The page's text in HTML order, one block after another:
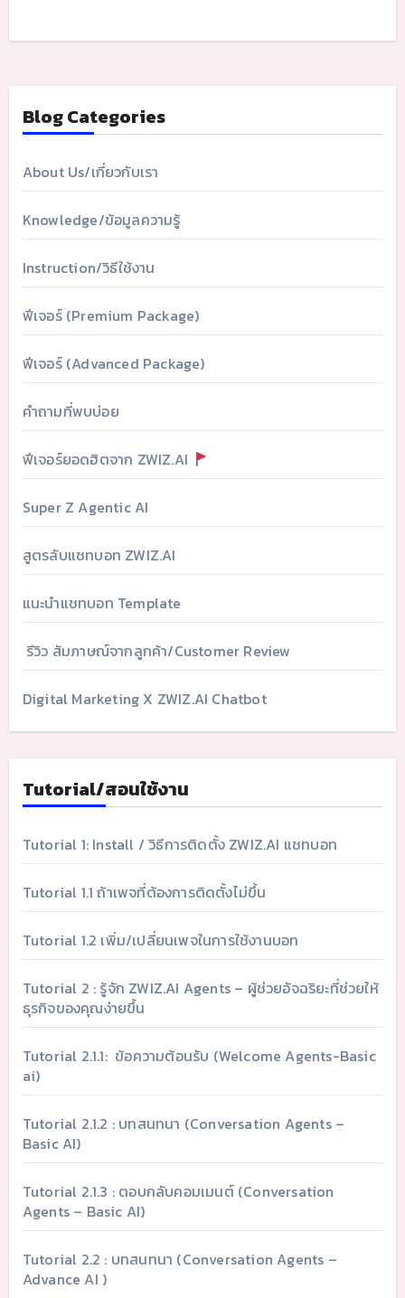
Blog Categories
About Us/เกี่ยวกับเรา
Knowledge/ข้อมูลความรู้
Instruction/วิธีใช้งาน
ฟีเจอร์ (Premium Package)
ฟีเจอร์ (Advanced Package)
คำถามที่พบบ่อย
ฟีเจอร์ยอดฮิตจาก ZWIZ.AI
Super Z Agentic AI
สูตรลับแชทบอท ZWIZ.AI
แนะนำแชทบอท Template
รีวิว สัมภาษณ์จากลูกค้า/Customer Review
Digital Marketing X ZWIZ.AI Chatbot
Tutorial/สอนใช้งาน
Tutorial 1: Install / วิธีการติดตั้ง ZWIZ.AI แชทบอท
Tutorial 1.1 ถ้าเพจที่ต้องการติดตั้งไม่ขึ้น
Tutorial 1.2 เพิ่ม/เปลี่ยนเพจในการใช้งานบอท
Tutorial 2 : รู้จัก ZWIZ.AI Agents – ผู้ช่วยอัจฉริยะที่ช่วยให้
ธุรกิจของคุณง่ายขึ้น
Tutorial 2.1.1: ข้อความต้อนรับ (Welcome Agents-Basic
ai)
Tutorial 2.1.2 : บทสนทนา (Conversation Agents –
Basic AI)
Tutorial 2.1.3 : ตอบกลับคอมเมนต์ (Conversation
Agents – Basic AI)
Tutorial 2.2 : บทสนทนา (Conversation Agents –
Advance AI )